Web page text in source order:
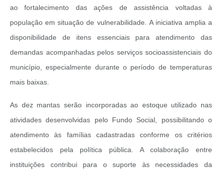
Obras
Casa das Artesãs
CAPS AD II “João Maria Lúcio Martins”
Telecentro
Vigilância Municipal de Martinópolis
ao fortalecimento das ações de assistência voltadas à
população em situação de vulnerabilidade. A iniciativa amplia a
disponibilidade de itens essenciais para atendimento das
demandas acompanhadas pelos serviços socioassistenciais do
município, especialmente durante o período de temperaturas
mais baixas.
As dez mantas serão incorporadas ao estoque utilizado nas
atividades desenvolvidas pelo Fundo Social, possibilitando o
atendimento às famílias cadastradas conforme os critérios
estabelecidos pela política pública. A colaboração entre
instituições contribui para o suporte às necessidades da